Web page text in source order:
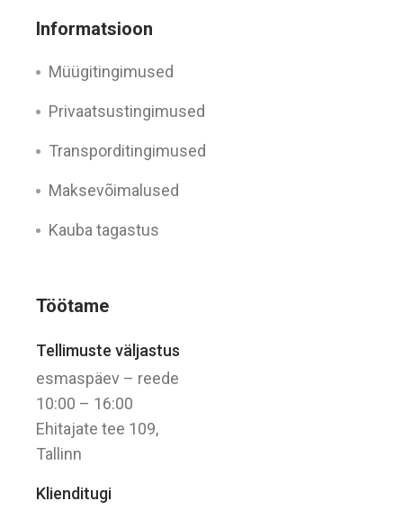
Töötame
Tellimuste väljastus
esmaspäev – reede
10:00 – 16:00
Ehitajate tee 109,
Tallinn
Klienditugi
Informatsioon
Müügitingimused
Privaatsustingimused
Transporditingimused
Maksevõimalused
Kauba tagastus